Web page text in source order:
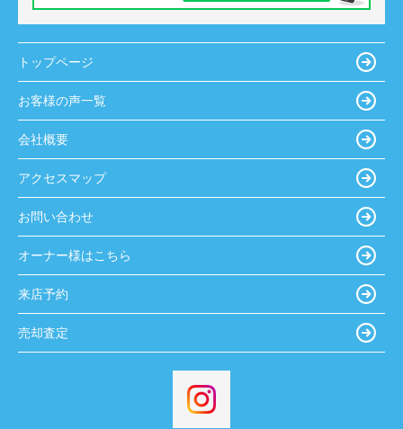
トップページ
お客様の声一覧
会社概要
アクセスマップ
お問い合わせ
オーナー様はこちら
来店予約
売却査定